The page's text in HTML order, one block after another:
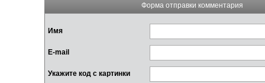
Форма отправки комментария
Имя
E-mail
Укажите код с картинки